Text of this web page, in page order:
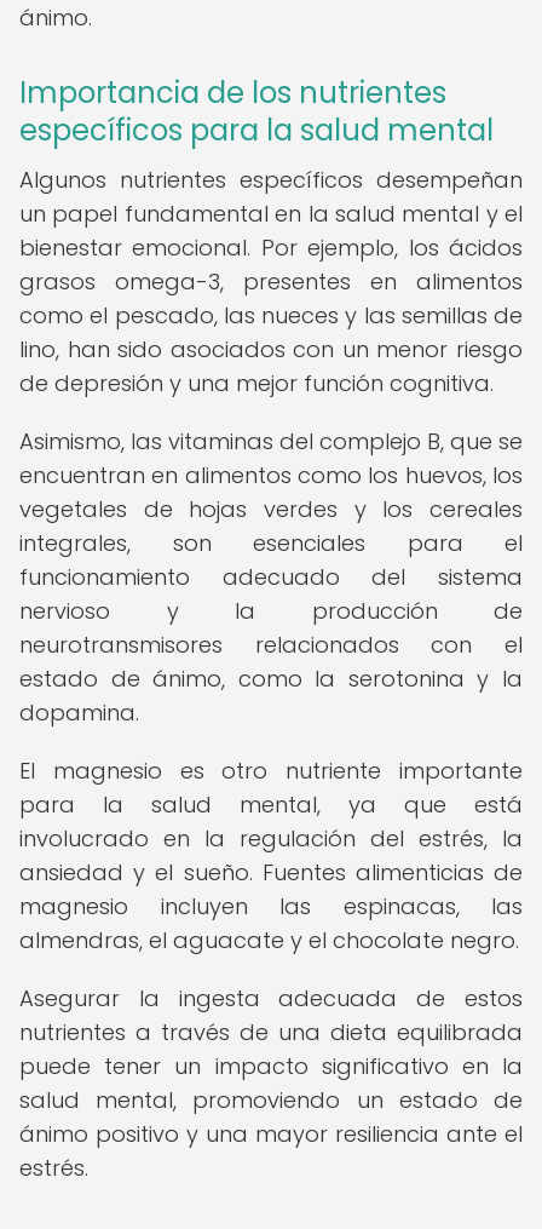
ánimo.
Importancia de los nutrientes
específicos para la salud mental
Algunos nutrientes específicos desempeñan
un papel fundamental en la salud mental y el
bienestar emocional. Por ejemplo, los ácidos
grasos omega-3, presentes en alimentos
como el pescado, las nueces y las semillas de
lino, han sido asociados con un menor riesgo
de depresión y una mejor función cognitiva.
Asimismo, las vitaminas del complejo B, que se
encuentran en alimentos como los huevos, los
vegetales de hojas verdes y los cereales
integrales, son esenciales para el
funcionamiento adecuado del sistema
nervioso y la producción de
neurotransmisores relacionados con el
estado de ánimo, como la serotonina y la
dopamina.
El magnesio es otro nutriente importante
para la salud mental, ya que está
involucrado en la regulación del estrés, la
ansiedad y el sueño. Fuentes alimenticias de
magnesio incluyen las espinacas, las
almendras, el aguacate y el chocolate negro.
Asegurar la ingesta adecuada de estos
nutrientes a través de una dieta equilibrada
puede tener un impacto significativo en la
salud mental, promoviendo un estado de
ánimo positivo y una mayor resiliencia ante el
estrés.